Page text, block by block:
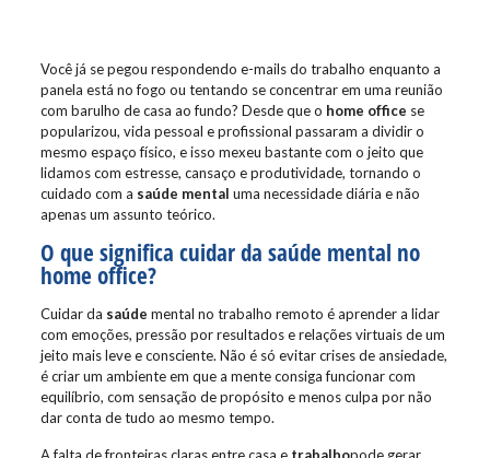
Você já se pegou respondendo e-mails do trabalho enquanto a
panela está no fogo ou tentando se concentrar em uma reunião
com barulho de casa ao fundo? Desde que o home office se
popularizou, vida pessoal e profissional passaram a dividir o
mesmo espaço físico, e isso mexeu bastante com o jeito que
lidamos com estresse, cansaço e produtividade, tornando o
cuidado com a saúde mental uma necessidade diária e não
apenas um assunto teórico.
O que significa cuidar da saúde mental no
home office?
Cuidar da saúde mental no trabalho remoto é aprender a lidar
com emoções, pressão por resultados e relações virtuais de um
jeito mais leve e consciente. Não é só evitar crises de ansiedade,
é criar um ambiente em que a mente consiga funcionar com
equilíbrio, com sensação de propósito e menos culpa por não
dar conta de tudo ao mesmo tempo.